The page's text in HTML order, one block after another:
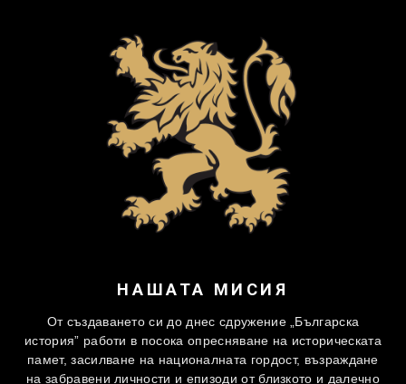
НАШАТА МИСИЯ
От създаването си до днес сдружение „Българска
история” работи в посока опресняване на историческата
памет, засилване на националната гордост, възраждане
на забравени личности и епизоди от близкото и далечно